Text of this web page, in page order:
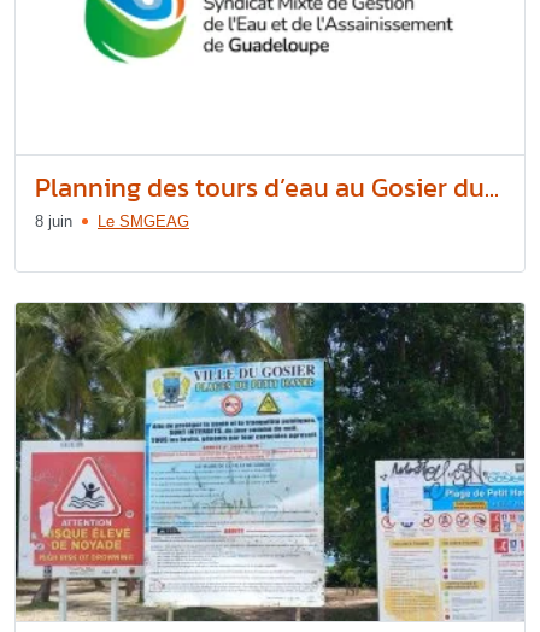
Planning des tours d’eau au Gosier du...
8 juin Le SMGEAG